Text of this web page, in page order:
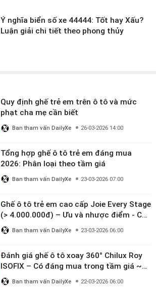
Ý nghĩa biển số xe 44444: Tốt hay Xấu?
Luận giải chi tiết theo phong thủy
Quy định ghế trẻ em trên ô tô và mức
phạt cha mẹ cần biết
Ban tham vấn DailyXe 26-03-2026 14:00
Tổng hợp ghế ô tô trẻ em đáng mua
2026: Phân loại theo tầm giá
Ban tham vấn DailyXe 23-03-2026 07:00
Ghế ô tô trẻ em cao cấp Joie Every Stage
(> 4.000.000đ) – Ưu và nhược điểm - Có
đáng đầu tư cho bé từ 0–12 tuổi?
Ban tham vấn DailyXe 23-03-2026 06:00
Đánh giá ghế ô tô xoay 360° Chilux Roy
ISOFIX – Có đáng mua trong tầm giá ~3
triệu
Ban tham vấn DailyXe 22-03-2026 06:00